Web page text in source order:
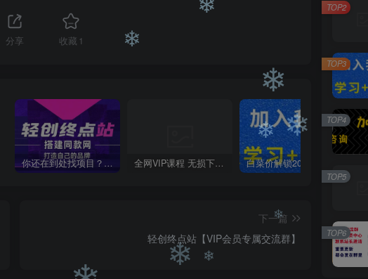
分享 收藏 1
你还在到处找项目？还在当韭菜？我靠卖项目一个月收入5万+，曾经我也是个失败者。 全网VIP课程 无损下载~
下一篇
轻创终点站【VIP会员专属交流群】
TOP2
TOP3
TOP4
TOP5
TOP6
❄
❄